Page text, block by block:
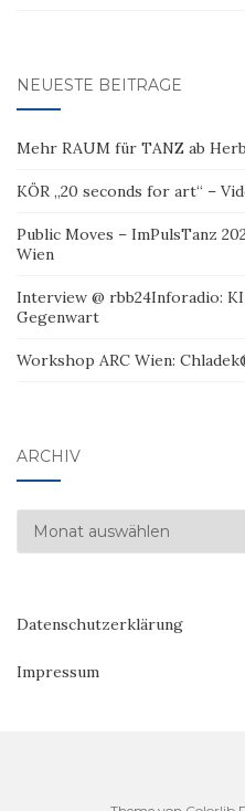
NEUESTE BEITRÄGE
Mehr RAUM für TANZ ab
KÖR „20 seconds for art“ –
Public Moves – ImPulsTanz
Wien
Interview @ rbb24Inforadio:
Gegenwart
Workshop ARC Wien:
ARCHIV
Archiv
Datenschutzerklärung
Impressum